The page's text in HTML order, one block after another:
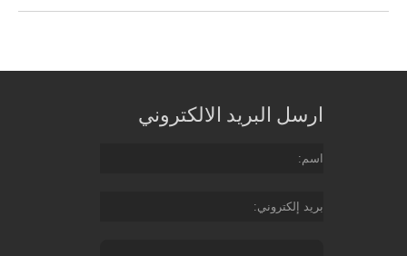
ارسل البريد الالكتروني
اسم
بريد إلكتروني